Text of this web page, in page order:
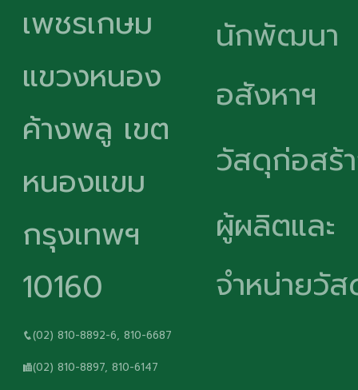
เพชรเกษม
แขวงหนอง
ค้างพลู เขต
หนองแขม
กรุงเทพฯ
10160
(02) 810-8892-6, 810-6687
(02) 810-8897, 810-6147
นักพัฒนา
อสังหาฯ
วัสดุก่อสร้
ผู้ผลิตและ
จำหน่ายวั